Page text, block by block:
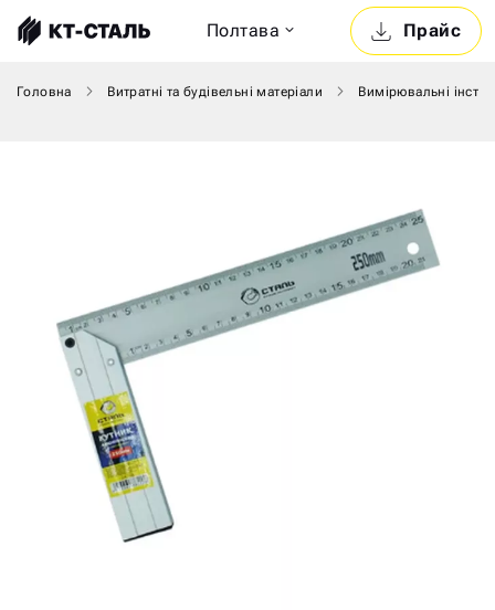
Прайс
Полтава
Головна Витратні та будівельні матеріали Вимірювальні